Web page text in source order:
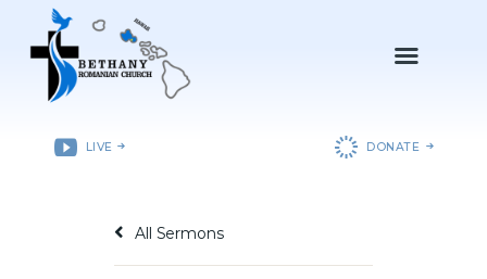
LIVE DONATE
ACASǍ
RESURSE
All Sermons